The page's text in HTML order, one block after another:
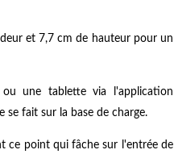
et 7,7 cm de hauteur pour un
une tablette via l'application
se fait sur la base de charge.
ce point qui fâche sur l'entrée de